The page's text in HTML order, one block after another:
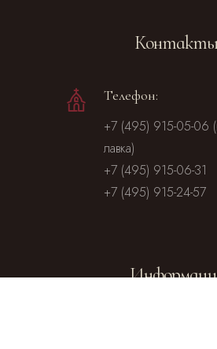
Контакты
Телефон:
+7 (495) 915-05-06
лавка)
+7 (495) 915-06-31
+7 (495) 915-24-57